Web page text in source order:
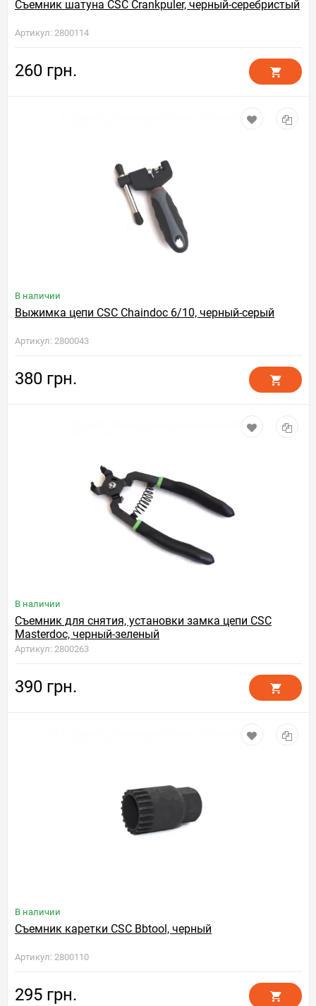
Съемник шатуна CSC Crankpuler, черный-серебристый
Артикул: 2800114
260 грн.
В наличии
Выжимка цепи CSC Chaindoc 6/10, черный-серый
Артикул: 2800043
380 грн.
В наличии
Съемник для снятия, установки замка цепи CSC
Masterdoc, черный-зеленый
Артикул: 2800263
390 грн.
В наличии
Съемник каретки CSC Bbtool, черный
Артикул: 2800110
295 грн.